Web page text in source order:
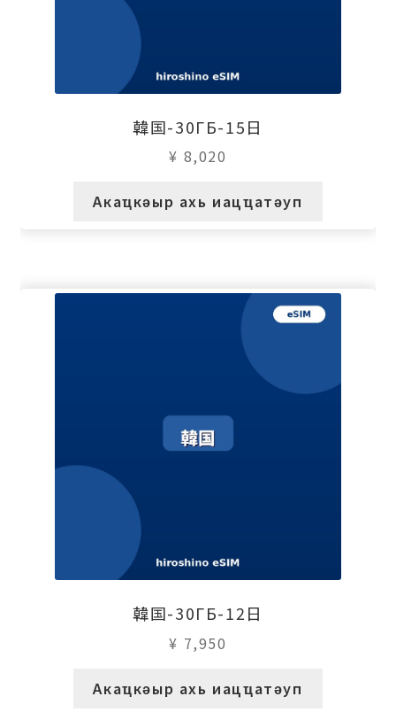
韓国-30ГБ-15日
¥ 8,020
Акаҵкәыр ахь иацҵатәуп
韓国-30ГБ-12日
¥ 7,950
Акаҵкәыр ахь иацҵатәуп